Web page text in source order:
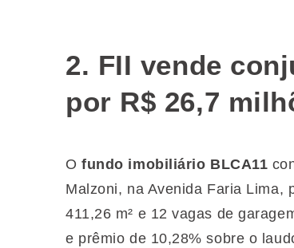
2. FII vende
por R$ 26,7
Ofundo imobiliário BLCA11
Malzoni, na Avenida Faria Lima,
411,26 m² e 12 vagas de
e prêmio de 10,28% sobre o